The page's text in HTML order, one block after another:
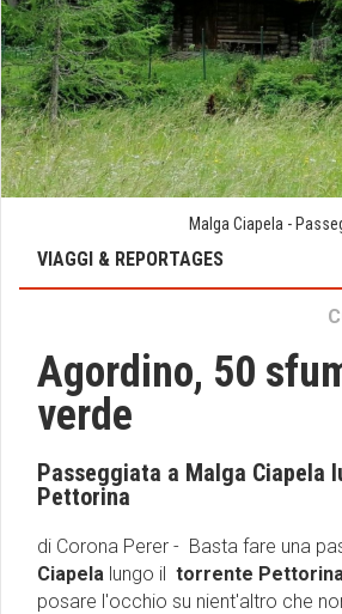
Malga Ciapela -
VIAGGI & REPORTAGES
Agordino, 50
verde
Passeggiata a Malga Ciapela
Pettorina
di Corona Perer - Basta fare una
Ciapela lungo il torrente
posare l'occhio su nient'altro che